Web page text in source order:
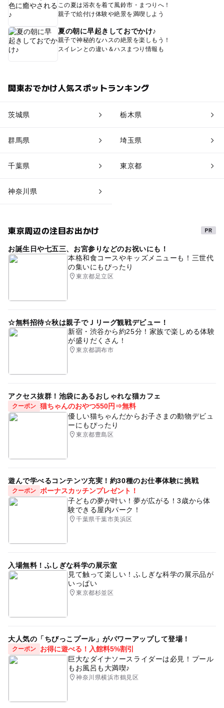
この夏は浴衣を着て風鈴市・まつりへ！
親子で絵付け体験や絶景を満喫しよう
夏の朝に早起きしておでかけ♪
親子で神秘的なハスの絶景を楽しもう！
スイレンとの違い＆ハスまつり情報も
関東おでかけ人気スポットランキング
茨城県 栃木県
群馬県 埼玉県
千葉県 東京都
神奈川県
東京周辺の注目お出かけ
お誕生日や七五三、お宮参りなどのお祝いにも！
本格和食コースやキッズメニューも！三世代
の集いにもぴったり
東京都足立区
☆無料招待☆秋は親子でＪリーグ観戦デビュー！
新宿・渋谷から約25分！家族で楽しめる体験
が盛りだくさん！
東京都調布市
アクセス抜群！池袋にあるおしゃれな猫カフェ
クーポン 猫ちゃんのおやつ550円⇒無料
優しい猫ちゃんだからお子さまの動物デビュ
ーにもぴったり
東京都豊島区
遊んで学べるコンテンツ充実！約30種のお仕事体験に挑戦
クーポン
ボーナスカッチンプレゼント！
子どもの夢が叶い！夢が広がる！3歳から体
験できる屋内パーク！
千葉県千葉市美浜区
入場無料！ふしぎな科学の展示室
見て触って楽しい！ふしぎな科学の展示品が
いっぱい
東京都杉並区
大人気の「ちびっこプール」がパワーアップして登場！
クーポン
お得に遊べる！入館料5%割引
巨大なダイナソースライダーは必見！プール
もお風呂も大満喫♪
神奈川県横浜市鶴見区